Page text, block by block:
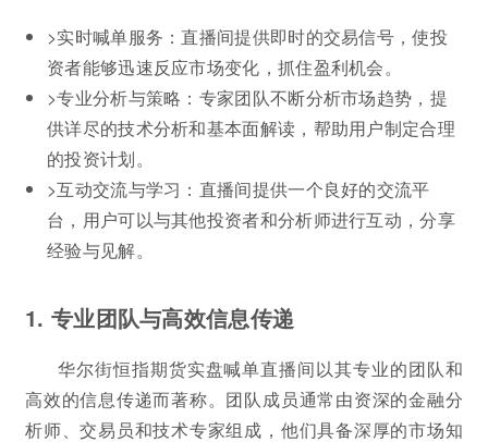
>实时喊单服务：直播间提供即时的交易信号，使投
资者能够迅速反应市场变化，抓住盈利机会。
>专业分析与策略：专家团队不断分析市场趋势，提
供详尽的技术分析和基本面解读，帮助用户制定合理
的投资计划。
>互动交流与学习：直播间提供一个良好的交流平
台，用户可以与其他投资者和分析师进行互动，分享
经验与见解。
1. 专业团队与高效信息传递
华尔街恒指期货实盘喊单直播间以其专业的团队和
高效的信息传递而著称。团队成员通常由资深的金融分
析师、交易员和技术专家组成，他们具备深厚的市场知